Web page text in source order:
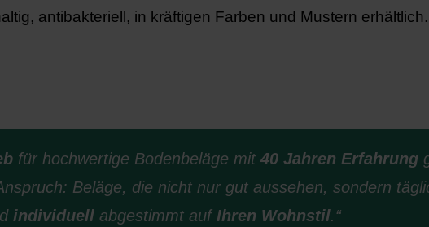
antibakteriell, in kräftigen Farben und Mustern erhältlich.
für hochwertige Bodenbeläge mit 40 Jahren Erfahrung
Beläge, die nicht nur gut aussehen, sondern
individuell abgestimmt auf Ihren Wohnstil.“